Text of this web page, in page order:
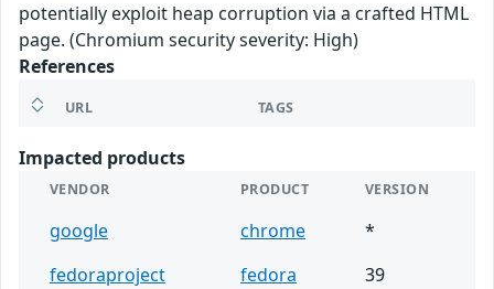
potentially exploit heap corruption via a crafted HTML
page. (Chromium security severity: High)
References
URL TAGS
Impacted products
VENDOR PRODUCT VERSION
google chrome
*
fedoraproject
fedora
39